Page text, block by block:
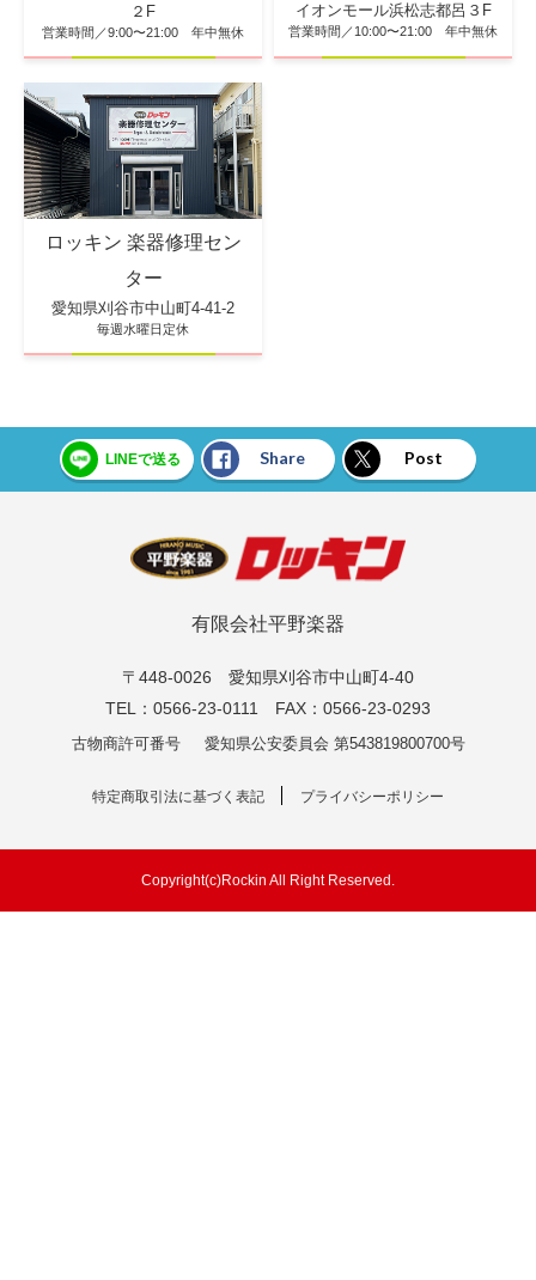
２F
営業時間／9:00〜21:00 年中無休
イオンモール浜松志都呂３F
営業時間／10:00〜21:00 年中無休
ロッキン 楽器修理セン
ター
愛知県刈谷市中山町4-41-2
毎週水曜日定休
LINEで送る Share Post
有限会社平野楽器
〒448-0026 愛知県刈谷市中山町4-40
TEL：0566-23-0111 FAX：0566-23-0293
古物商許可番号 愛知県公安委員会 第543819800700号
特定商取引法に基づく表記 プライバシーポリシー
Copyright(c)Rockin All Right Reserved.